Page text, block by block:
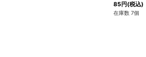
85円(税込)
在庫数 7個